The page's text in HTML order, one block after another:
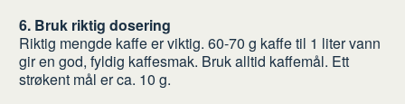
6. Bruk riktig dosering
Riktig mengde kaffe er viktig. 60-70 g kaffe til 1 liter vann
gir en god, fyldig kaffesmak. Bruk alltid kaffemål. Ett
strøkent mål er ca. 10 g.